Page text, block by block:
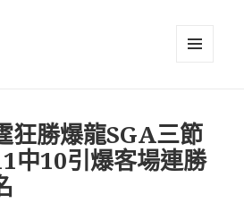
狂勝爆龍SGA三節
中10引爆客場連勝